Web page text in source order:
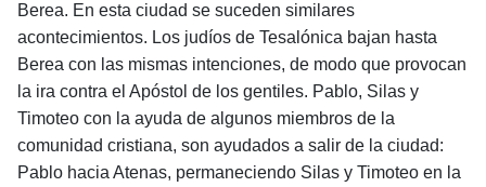
Berea. En esta ciudad se suceden similares
acontecimientos. Los judíos de Tesalónica bajan hasta
Berea con las mismas intenciones, de modo que provocan
la ira contra el Apóstol de los gentiles. Pablo, Silas y
Timoteo con la ayuda de algunos miembros de la
comunidad cristiana, son ayudados a salir de la ciudad:
Pablo hacia Atenas, permaneciendo Silas y Timoteo en la